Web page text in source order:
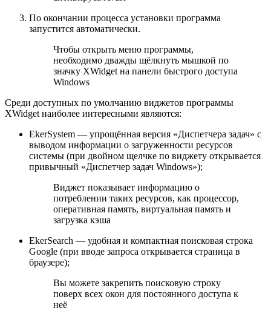
По окончании процесса установки программа
запустится автоматически.
Чтобы открыть меню программы,
необходимо дважды щёлкнуть мышкой по
значку XWidget на панели быстрого доступа
Windows
Среди доступных по умолчанию виджетов программы
XWidget наиболее интересными являются:
EkerSystem — упрощённая версия «Диспетчера задач» с
выводом информации о загруженности ресурсов
системы (при двойном щелчке по виджету открывается
привычный «Диспетчер задач Windows»);
Виджет показывает информацию о
потреблении таких ресурсов, как процессор,
оперативная память, виртуальная память и
загрузка кэша
EkerSearch — удобная и компактная поисковая строка
Google (при вводе запроса открывается страница в
браузере);
Вы можете закрепить поисковую строку
поверх всех окон для постоянного доступа к
неё